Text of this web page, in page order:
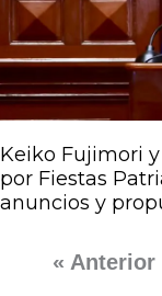
Keiko Fujimori
por Fiestas
anuncios y
« Anterior